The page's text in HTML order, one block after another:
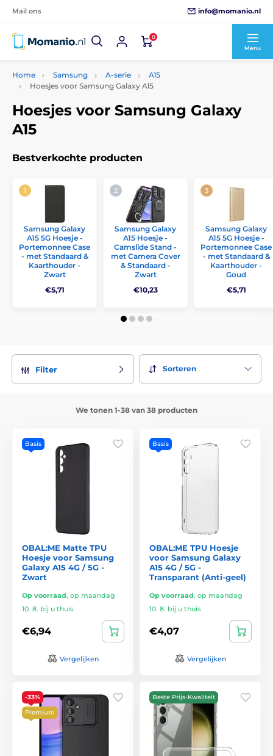
Mail ons info@momanio.nl
0
Menu
Home Samsung A-serie
A15
Hoesjes voor Samsung Galaxy A15
Hoesjes voor Samsung Galaxy
A15
Bestverkochte producten
Samsung Galaxy
A15 5G Hoesje -
Portemonnee Case
- met Standaard &
Kaarthouder -
Zwart
€5,71
Samsung Galaxy
A15 Hoesje -
Camslide Stand -
met Camera Cover
& Standaard -
Zwart
€10,23
Samsung Galaxy
A15 5G Hoesje -
Portemonnee Case
- met Standaard &
Kaarthouder -
Goud
€5,71
Filter Sorteren
We tonen 1-38 van 38 producten
Basis
OBAL:ME Matte TPU
Hoesje voor Samsung
Galaxy A15 4G / 5G -
Zwart
Op voorraad, op maandag
10. 8. bij u thuis
€6,94
Vergelijken
Basis
OBAL:ME TPU Hoesje
voor Samsung Galaxy
A15 4G / 5G -
Transparant (Anti-geel)
Op voorraad, op maandag
10. 8. bij u thuis
€4,07
Vergelijken
-33%
Premium
Beste Prijs-Kwaliteit